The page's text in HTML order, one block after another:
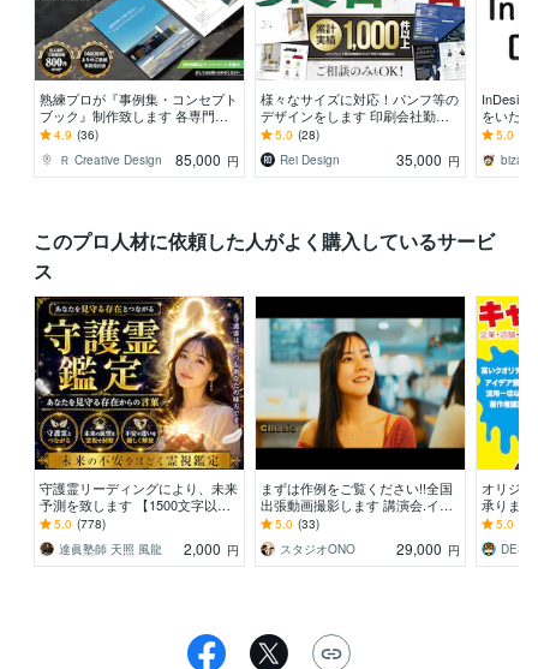
熟練プロが『事例集・コンセプト
ブック』制作致します 各専門分
野の実務歴12年～21年のデザイ
4.9 (36)
Ｒ Creative Design
85,000 円
様々なサイズに対応！パンフ等の
デザインをします 印刷会社勤務
デザイナーが、デザインから入稿
データまで作ります
5.0 (28)
Rei Design
35,000 円
をいた
ら組版
5.0
このプロ人材に依頼した人がよく購入しているサービ
ス
守護霊リーディングにより、未来
予測を致します 【1500文字以
上】霊視で心の不安を開放、未来
洞察
5.0 (778)
達眞塾師 天照 風龍
2,000 円
まずは作例をご覧ください!!全国
出張動画撮影します 講演会.イベ
ント.発表会.ＰＲ動画もお任せ下
さい！
5.0 (33)
スタジオONO
29,000 円
オリジ
承りま
品を制
5.0